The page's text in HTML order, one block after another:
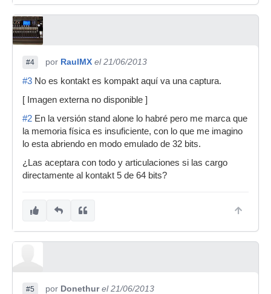
#4 por RaulMX el 21/06/2013
#3 No es kontakt es kompakt aquí va una captura.
[ Imagen externa no disponible ]
#2 En la versión stand alone lo habré pero me marca que
la memoria física es insuficiente, con lo que me imagino
lo esta abriendo en modo emulado de 32 bits.
¿Las aceptara con todo y articulaciones si las cargo
directamente al kontakt 5 de 64 bits?
#5 por Donethur el 21/06/2013